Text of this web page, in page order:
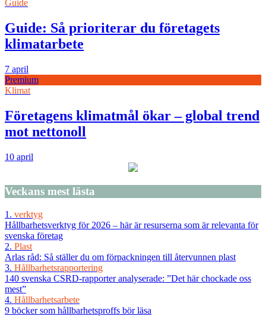
Guide
Guide: Så prioriterar du företagets
klimatarbete
7 april
Premium
Klimat
Företagens klimatmål ökar – global trend
mot nettonoll
10 april
Veckans mest lästa
1. verktyg
Hållbarhetsverktyg för 2026 – här är resurserna som är relevanta för
svenska företag
2. Plast
Arlas råd: Så ställer du om förpackningen till återvunnen plast
3. Hållbarhetsrapportering
140 svenska CSRD-rapporter analyserade: ”Det här chockade oss
mest”
4. Hållbarhetsarbete
9 böcker som hållbarhetsproffs bör läsa